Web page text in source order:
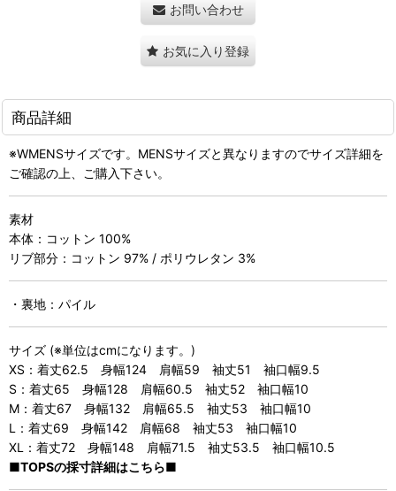
お問い合わせ
お気に入り登録
商品詳細
※WMENSサイズです。MENSサイズと異なりますのでサイズ詳細を
ご確認の上、ご購入下さい。
素材
本体：コットン 100%
リブ部分：コットン 97% / ポリウレタン 3%
・裏地：パイル
サイズ (※単位はcmになります。)
XS：着丈62.5 身幅124 肩幅59 袖丈51 袖口幅9.5
S：着丈65 身幅128 肩幅60.5 袖丈52 袖口幅10
M：着丈67 身幅132 肩幅65.5 袖丈53 袖口幅10
L：着丈69 身幅142 肩幅68 袖丈53 袖口幅10
XL：着丈72 身幅148 肩幅71.5 袖丈53.5 袖口幅10.5
■TOPSの採寸詳細はこちら■